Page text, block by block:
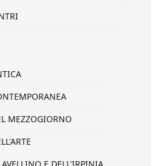
MEZZOGIORNO